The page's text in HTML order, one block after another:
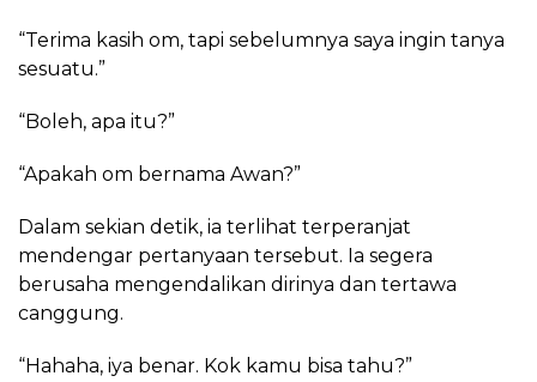
“Terima kasih om, tapi sebelumnya saya ingin tanya
sesuatu.”
“Boleh, apa itu?”
“Apakah om bernama Awan?”
Dalam sekian detik, ia terlihat terperanjat
mendengar pertanyaan tersebut. Ia segera
berusaha mengendalikan dirinya dan tertawa
canggung.
“Hahaha, iya benar. Kok kamu bisa tahu?”